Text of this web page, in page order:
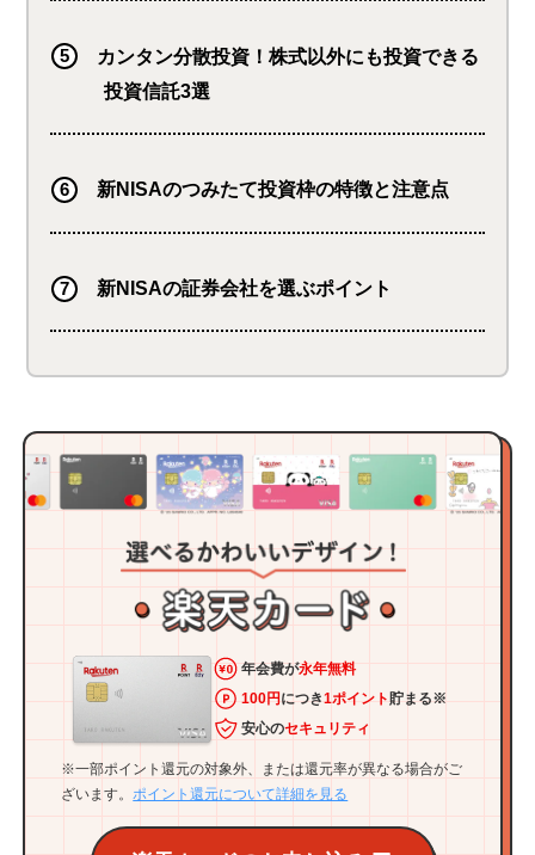
カンタン分散投資！株式以外にも投資できる
投資信託3選
新NISAのつみたて投資枠の特徴と注意点
新NISAの証券会社を選ぶポイント
年会費が永年無料
100円につき1ポイント 貯まる※
安心のセキュリティ
※一部ポイント還元の対象外、または還元率が異なる場合がご
ざいます。ポイント還元について詳細を見る